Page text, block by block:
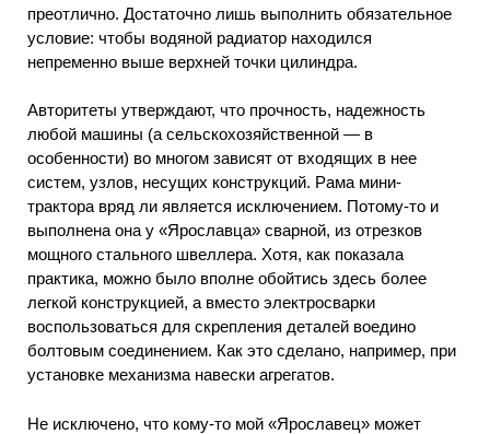
преотлично. Достаточно лишь выполнить обязательное
условие: чтобы водяной радиатор находился
непременно выше верхней точки цилиндра.
Авторитеты утверждают, что прочность, надежность
любой машины (а сельскохозяйственной — в
особенности) во многом зависят от входящих в нее
систем, узлов, несущих конструкций. Рама мини-
трактора вряд ли является исключением. Потому-то и
выполнена она у «Ярославца» сварной, из отрезков
мощного стального швеллера. Хотя, как показала
практика, можно было вполне обойтись здесь более
легкой конструкцией, а вместо электросварки
воспользоваться для скрепления деталей воедино
болтовым соединением. Как это сделано, например, при
установке механизма навески агрегатов.
Не исключено, что кому-то мой «Ярославец» может